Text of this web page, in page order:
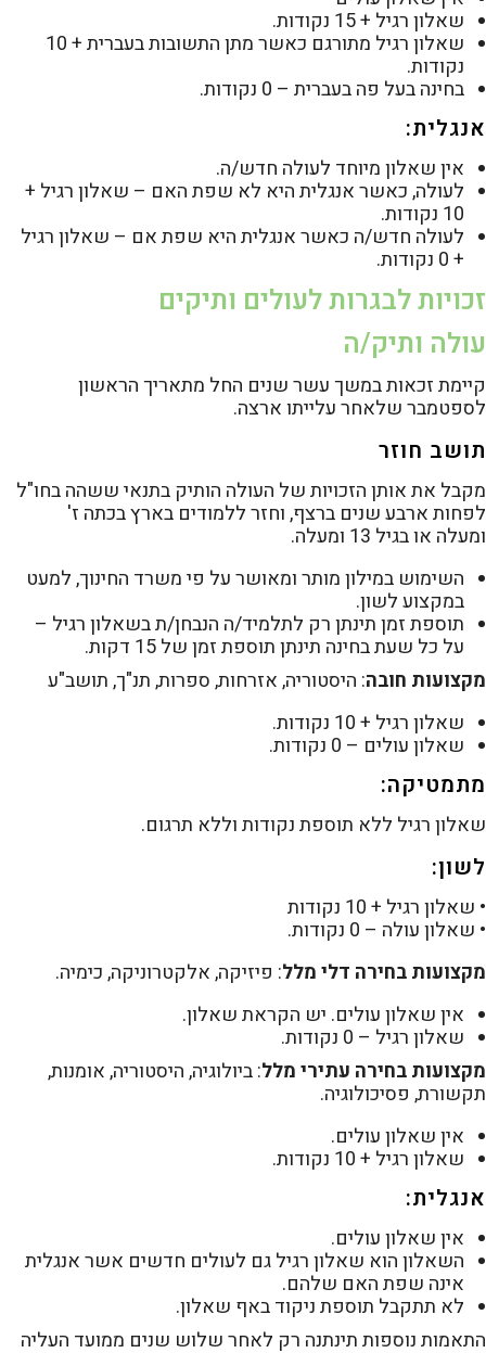
שאלון רגיל + 15 נקודות.
שאלון רגיל מתורגם כאשר מתן התשובות בעברית + 10
נקודות.
בחינה בעל פה בעברית – 0 נקודות.
אנגלית:
אין שאלון מיוחד לעולה חדש/ה.
לעולה, כאשר אנגלית היא לא שפת האם – שאלון רגיל +
10 נקודות.
לעולה חדש/ה כאשר אנגלית היא שפת אם – שאלון רגיל
+ 0 נקודות.
זכויות לבגרות לעולים ותיקים
עולה ותיק/ה
קיימת זכאות במשך עשר שנים החל מתאריך הראשון
לספטמבר שלאחר עלייתו ארצה.
תושב חוזר
מקבל את אותן הזכויות של העולה הותיק בתנאי ששהה בחו"ל
לפחות ארבע שנים ברצף, וחזר ללמודים בארץ בכתה ז'
ומעלה או בגיל 13 ומעלה.
השימוש במילון מותר ומאושר על פי משרד החינוך, למעט
במקצוע לשון.
תוספת זמן תינתן רק לתלמיד/ה הנבחן/ת בשאלון רגיל –
על כל שעת בחינה תינתן תוספת זמן של 15 דקות.
מקצועות חובה: היסטוריה, אזרחות, ספרות, תנ"ך, תושב"ע
שאלון רגיל + 10 נקודות.
שאלון עולים – 0 נקודות.
מתמטיקה:
שאלון רגיל ללא תוספת נקודות וללא תרגום.
לשון:
• שאלון רגיל + 10 נקודות
• שאלון עולה – 0 נקודות.
מקצועות בחירה דלי מלל: פיזיקה, אלקטרוניקה, כימיה.
אין שאלון עולים. יש הקראת שאלון.
שאלון רגיל – 0 נקודות.
מקצועות בחירה עתירי מלל: ביולוגיה, היסטוריה, אומנות,
תקשורת, פסיכולוגיה.
אין שאלון עולים.
שאלון רגיל + 10 נקודות.
אנגלית:
אין שאלון עולים.
השאלון הוא שאלון רגיל גם לעולים חדשים אשר אנגלית
אינה שפת האם שלהם.
לא תתקבל תוספת ניקוד באף שאלון.
התאמות נוספות תינתנה רק לאחר שלוש שנים ממועד העליה